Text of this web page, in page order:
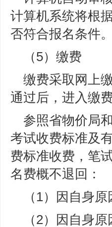
计算机系统将根
否符合报名条件。
（5）缴费
缴费采取网上
通过后，进入缴
参照省物价局
考试收费标准及
费标准收费，笔
名费概不退回：
（1）因自身
（2）因自身